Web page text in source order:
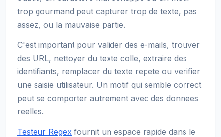
trop gourmand peut capturer trop de texte, pas
assez, ou la mauvaise partie.
C'est important pour valider des e-mails, trouver
des URL, nettoyer du texte colle, extraire des
identifiants, remplacer du texte repete ou verifier
une saisie utilisateur. Un motif qui semble correct
peut se comporter autrement avec des donnees
reelles.
Testeur Regex fournit un espace rapide dans le